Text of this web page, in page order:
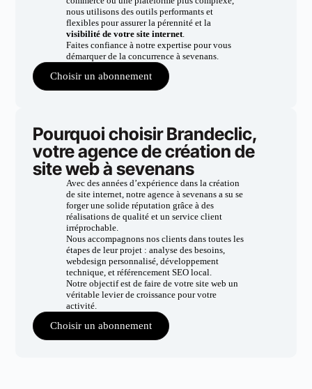
nous utilisons des outils performants et
flexibles pour assurer la pérennité et la
visibilité de votre site internet.
Faites confiance à notre expertise pour vous
démarquer de la concurrence à sevenans.
Choisir un abonnement
Pourquoi choisir Brandeclic,
votre agence de création de
site web à sevenans
Avec des années d’expérience dans la création
de site internet, notre agence à sevenans a su se
forger une solide réputation grâce à des
réalisations de qualité et un service client
irréprochable.
Nous accompagnons nos clients dans toutes les
étapes de leur projet : analyse des besoins,
webdesign personnalisé, développement
technique, et référencement SEO local.
Notre objectif est de faire de votre site web un
véritable levier de croissance pour votre
activité.
Choisir un abonnement